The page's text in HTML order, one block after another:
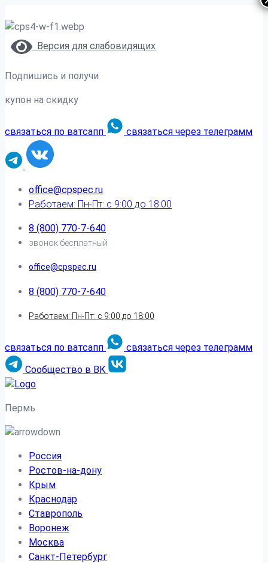
Версия для слабовидящих
Подпишись и получи
купон на скидку
связаться по ватсапп связаться через телеграмм
office@cpspec.ru
Работаем: Пн-Пт: с 9:00 до 18:00
8 (800) 770-7-640
звонок бесплатный
office@cpspec.ru
8 (800) 770-7-640
Работаем: Пн-Пт: с 9:00 до 18:00
связаться по ватсапп
связаться через телеграмм
Сообщество в ВК
Пермь
Россия
Ростов-на-дону
Крым
Краснодар
Ставрополь
Воронеж
Москва
Санкт-Петербург